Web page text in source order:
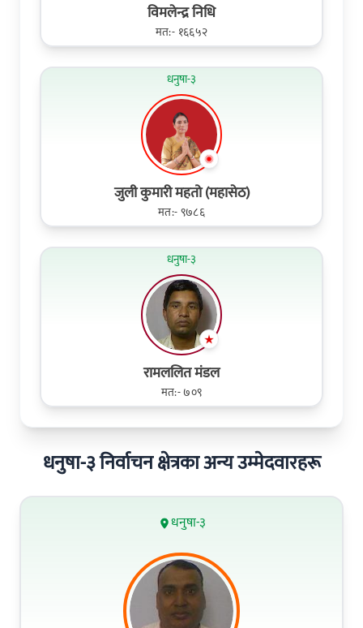
विमलेन्द्र निधि
मत:- १६६५२
धनुषा-३
जुली कुमारी महतो (महासेठ)
मत:- ९७८६
धनुषा-३
रामललित मंडल
मत:- ७०९
धनुषा-३ निर्वाचन क्षेत्रका अन्य उम्मेदवारहरू
धनुषा-३